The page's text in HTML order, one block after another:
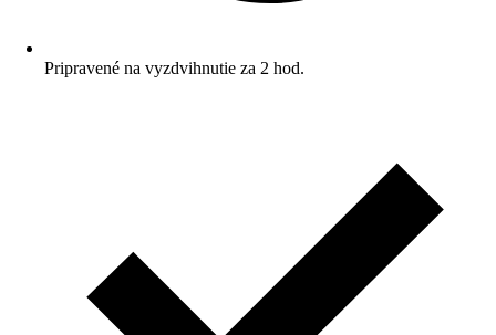
Pripravené na vyzdvihnutie za 2 hod.